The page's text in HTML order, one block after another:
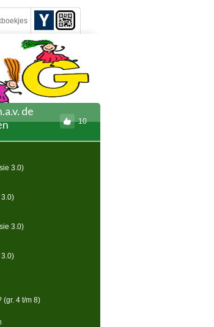
10
de
3.0)
3.0)
(gr. 4 t/m 8)